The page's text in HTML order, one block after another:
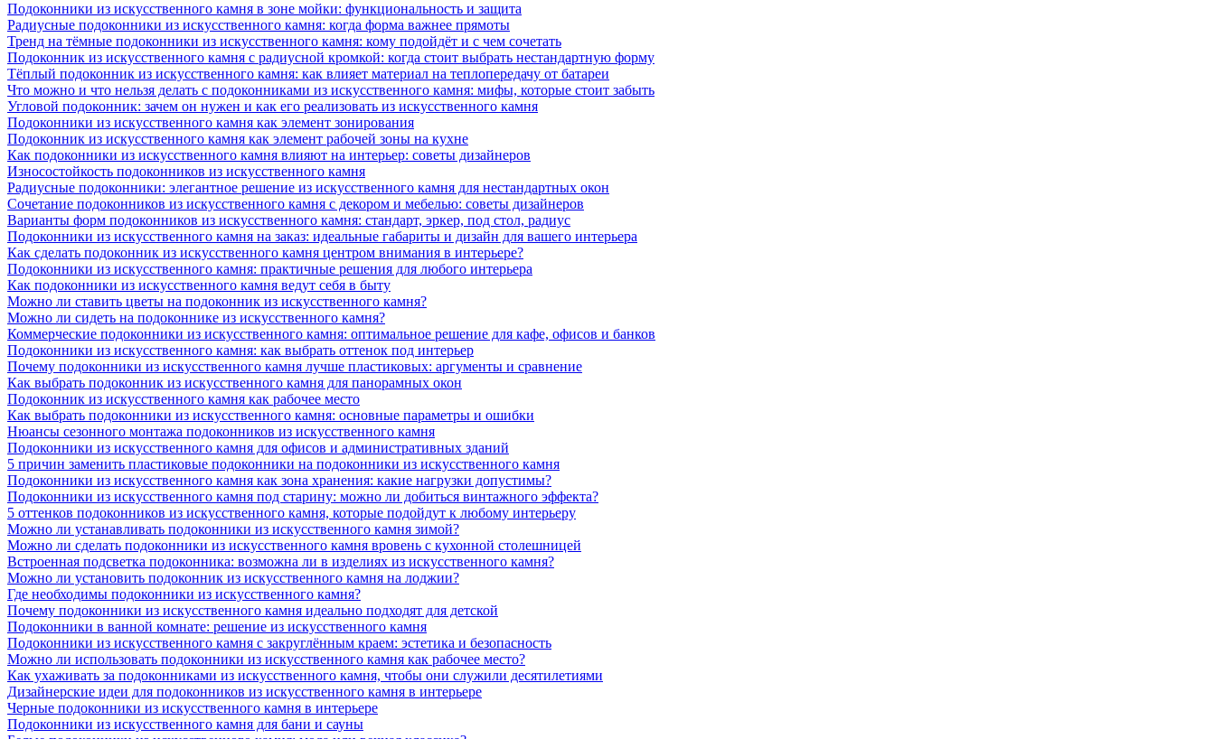
Подоконники из искусственного камня в зоне мойки: функциональность и защита
Радиусные подоконники из искусственного камня: когда форма важнее прямоты
Тренд на тёмные подоконники из искусственного камня: кому подойдёт и с чем сочетать
Подоконник из искусственного камня с радиусной кромкой: когда стоит выбрать нестандартную форму
Тёплый подоконник из искусственного камня: как влияет материал на теплопередачу от батареи
Что можно и что нельзя делать с подоконниками из искусственного камня: мифы, которые стоит забыть
Угловой подоконник: зачем он нужен и как его реализовать из искусственного камня
Подоконники из искусственного камня как элемент зонирования
Подоконник из искусственного камня как элемент рабочей зоны на кухне
Как подоконники из искусственного камня влияют на интерьер: советы дизайнеров
Износостойкость подоконников из искусственного камня
Радиусные подоконники: элегантное решение из искусственного камня для нестандартных окон
Сочетание подоконников из искусственного камня с декором и мебелью: советы дизайнеров
Варианты форм подоконников из искусственного камня: стандарт, эркер, под стол, радиус
Подоконники из искусственного камня на заказ: идеальные габариты и дизайн для вашего интерьера
Как сделать подоконник из искусственного камня центром внимания в интерьере?
Подоконники из искусственного камня: практичные решения для любого интерьера
Как подоконники из искусственного камня ведут себя в быту
Можно ли ставить цветы на подоконник из искусственного камня?
Можно ли сидеть на подоконнике из искусственного камня?
Коммерческие подоконники из искусственного камня: оптимальное решение для кафе, офисов и банков
Подоконники из искусственного камня: как выбрать оттенок под интерьер
Почему подоконники из искусственного камня лучше пластиковых: аргументы и сравнение
Как выбрать подоконник из искусственного камня для панорамных окон
Подоконник из искусственного камня как рабочее место
Как выбрать подоконники из искусственного камня: основные параметры и ошибки
Нюансы сезонного монтажа подоконников из искусственного камня
Подоконники из искусственного камня для офисов и административных зданий
5 причин заменить пластиковые подоконники на подоконники из искусственного камня
Подоконники из искусственного камня как зона хранения: какие нагрузки допустимы?
Подоконники из искусственного камня под старину: можно ли добиться винтажного эффекта?
5 оттенков подоконников из искусственного камня, которые подойдут к любому интерьеру
Можно ли устанавливать подоконники из искусственного камня зимой?
Можно ли сделать подоконники из искусственного камня вровень с кухонной столешницей
Встроенная подсветка подоконника: возможна ли в изделиях из искусственного камня?
Можно ли установить подоконник из искусственного камня на лоджии?
Где необходимы подоконники из искусственного камня?
Почему подоконники из искусственного камня идеально подходят для детской
Подоконники в ванной комнате: решение из искусственного камня
Подоконники из искусственного камня с закруглённым краем: эстетика и безопасность
Можно ли использовать подоконники из искусственного камня как рабочее место?
Как ухаживать за подоконниками из искусственного камня, чтобы они служили десятилетиями
Дизайнерские идеи для подоконников из искусственного камня в интерьере
Черные подоконники из искусственного камня в интерьере
Подоконники из искусственного камня для бани и сауны